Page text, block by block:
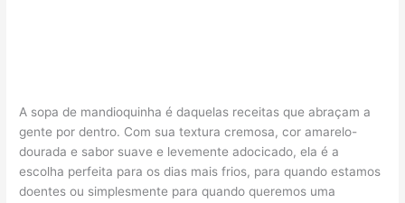
A sopa de mandioquinha é daquelas receitas que abraçam a
gente por dentro. Com sua textura cremosa, cor amarelo-
dourada e sabor suave e levemente adocicado, ela é a
escolha perfeita para os dias mais frios, para quando estamos
doentes ou simplesmente para quando queremos uma